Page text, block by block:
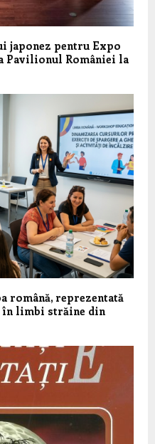
japonez pentru Expo
Pavilionul României la
română, reprezentată
limbi străine din